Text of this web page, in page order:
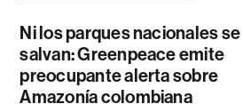
Ni los parques nacionales se
salvan: Greenpeace emite
preocupante alerta sobre
Amazonía colombiana